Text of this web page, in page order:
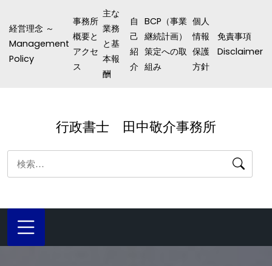
経営理念 ～
Management
Policy
事務所
概要と
アクセ
ス
主な
業務
と基
本報
酬
自
己
紹
介
BCP（事業
継続計画）
策定への取
組み
個人
情報
保護
方針
免責事項
Disclaimer
行政書士 田中敬介事務所
索: